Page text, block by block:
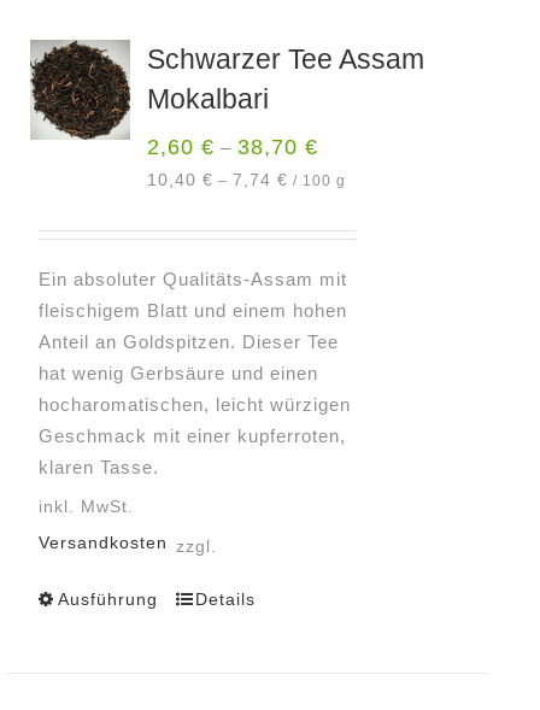
auf.
Die
können
auf
gewählt
werden
Schwarzer Tee Assam
Mokalbari
2,60€ –38,70€
10,40€ – 7,74€ / 100 g
Ein absoluter Qualitäts-Assam mit
fleischigem Blatt und einem hohen
Anteil an Goldspitzen. Dieser Tee
hat wenig Gerbsäure und einen
hocharomatischen, leicht würzigen
Geschmack mit einer kupferroten,
klaren Tasse.
inkl. MwSt.
zzgl.
Versandkosten
Ausführung
Dieses
Details